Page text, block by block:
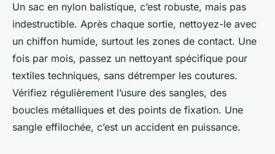
Un sac en nylon balistique, c’est robuste, mais pas
indestructible. Après chaque sortie, nettoyez-le avec
un chiffon humide, surtout les zones de contact. Une
fois par mois, passez un nettoyant spécifique pour
textiles techniques, sans détremper les coutures.
Vérifiez régulièrement l’usure des sangles, des
boucles métalliques et des points de fixation. Une
sangle effilochée, c’est un accident en puissance.